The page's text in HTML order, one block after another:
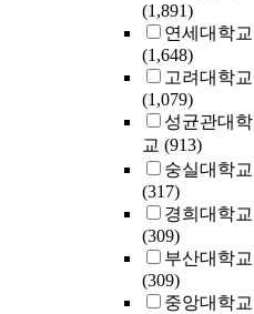
(1,891)
연세대학교
(1,648)
고려대학교
(1,079)
성균관대학
교 (913)
숭실대학교
(317)
경희대학교
(309)
부산대학교
(309)
중앙대학교